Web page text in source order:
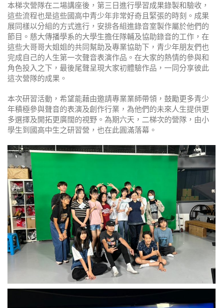
本梯次營隊在二場講座後，第三日進行學習成果錄製和驗收，
這些流程也是這些國高中青少年非常好奇且緊張的時刻。成果
展同樣以分組的方式進行，安排各組進錄音室製作屬於他們的
節目。慈大傳播學系的大學生擔任隊輔及協助錄音的工作，在
這些大哥哥大姐姐的共同幫助及專業協助下，青少年朋友們也
完成自己的人生第一次聲音表演作品。在大家的熱情的參與和
角色投入之下，最後尾聲呈現大家初體驗作品，一同分享彼此
這次營隊的成果。
本次研習活動，希望能藉由邀請專業業師帶領，鼓勵更多青少
年積極參與聲音的表演及創作行業，為他們的未來人生提供更
多選擇及開拓更廣闊的視野。為期六天，二梯次的營隊，由小
學生到國高中生之研習營，也在此圓滿落幕。